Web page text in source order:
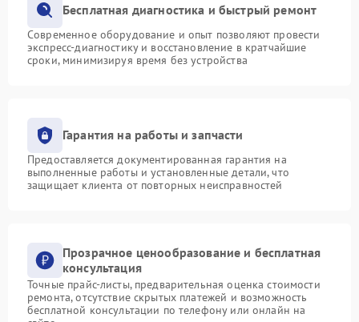
Бесплатная диагностика и быстрый ремонт
Современное оборудование и опыт позволяют провести
экспресс-диагностику и восстановление в кратчайшие
сроки, минимизируя время без устройства
Гарантия на работы и запчасти
Предоставляется документированная гарантия на
выполненные работы и установленные детали, что
защищает клиента от повторных неисправностей
Прозрачное ценообразование и бесплатная
консультация
Точные прайс-листы, предварительная оценка стоимости
ремонта, отсутствие скрытых платежей и возможность
бесплатной консультации по телефону или онлайн на